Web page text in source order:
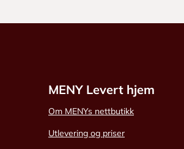
MENY Levert hjem
Om MENYs nettbutikk
Utlevering og priser